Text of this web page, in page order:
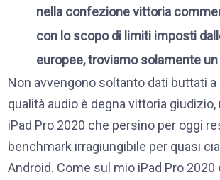
nella confezione vittoria
con lo scopo di limiti imposti
europee, troviamo solamente
Non avvengono soltanto dati buttati a
qualità audio è degna vittoria
iPad Pro 2020 che persino per oggi
benchmark irragiungibile per quasi
Android. Come sul mio iPad Pro 2020